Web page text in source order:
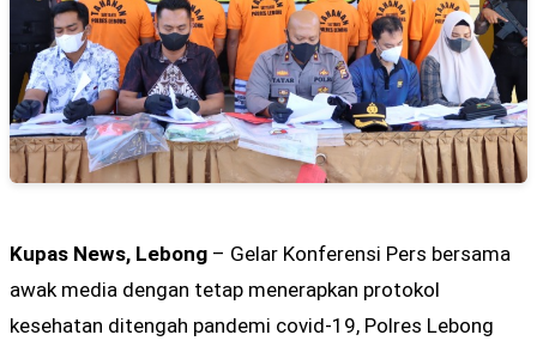
Kupas News, Lebong – Gelar Konferensi Pers bersama
awak media dengan tetap menerapkan protokol
kesehatan ditengah pandemi covid-19, Polres Lebong